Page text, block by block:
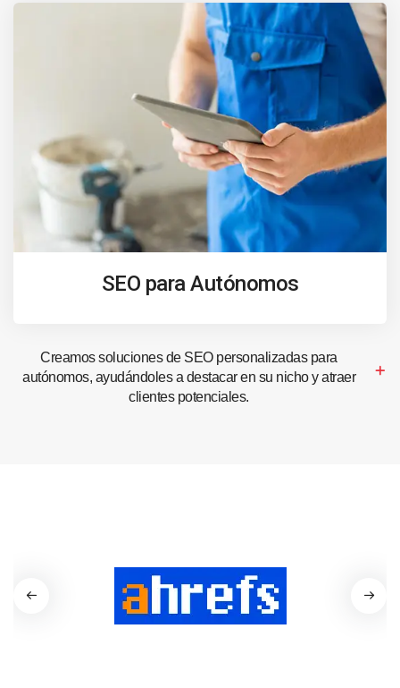
SEO para Autónomos
Creamos soluciones de SEO personalizadas para
autónomos, ayudándoles a destacar en su nicho y atraer
clientes potenciales.